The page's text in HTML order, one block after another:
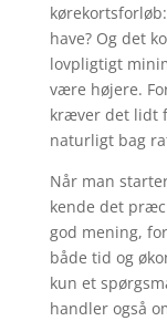
have? Og det
lovpligtigt
være højere.
kræver det lidt
naturligt bag
Når man
kende det
god mening,
både tid og
kun et
handler også